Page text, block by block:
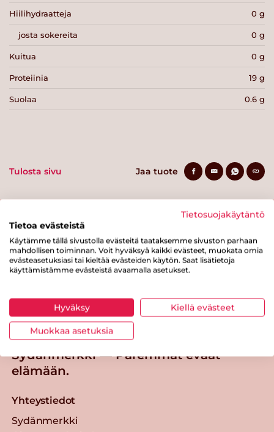
Hiilihydraatteja 0 g
josta sokereita 0 g
Kuitua 0 g
Proteiinia 19 g
Suolaa 0.6 g
Tulosta sivu Jaa tuote
Sydänmerkki-tuotteen
Takaisin ylös
Sydänmerkki — Paremmat eväät
elämään.
Yhteystiedot
Sydänmerkki
Tietosuojakäytäntö
Tietoa evästeistä
Käytämme tällä sivustolla evästeitä taataksemme sivuston parhaan
mahdollisen toiminnan. Voit hyväksyä kaikki evästeet, muokata omia
evästeasetuksiasi tai kieltää evästeiden käytön. Saat lisätietoja
käyttämistämme evästeistä avaamalla asetukset.
Hyväksy Kiellä evästeet
Muokkaa asetuksia